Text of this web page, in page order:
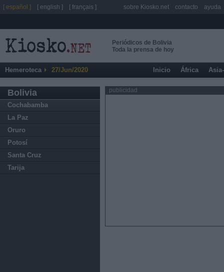
Periódicos de Bolivia
Toda la prensa de hoy
Hemeroteca 27/Jun/2020 Inicio África
Bolivia
Cochabamba
La Paz
Oruro
Potosí
Santa Cruz
Tarija
publicidad
[ español ] [ english ] [ français ] sobre Kiosko.net contacto ayuda